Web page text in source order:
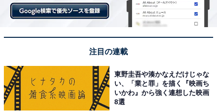
「経済的弱者を救う」という正義の裏目
注目の連載
東野圭吾や湊かなえだけじゃな
い、「業と罪」を描く『映画ち
いかわ』から強く連想した映画
8選